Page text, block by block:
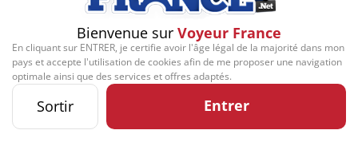
Bienvenue sur Voyeur France
En cliquant sur ENTRER, je certifie avoir l'âge légal de la majorité dans mon
pays et accepte l'utilisation de cookies afin de me proposer une navigation
optimale ainsi que des services et offres adaptés.
Sortir Entrer